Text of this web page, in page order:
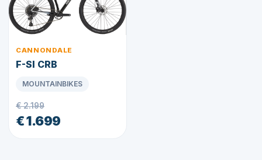
CANNONDALE
F-SI CRB
MOUNTAINBIKES
€ 2.199
€ 1.699